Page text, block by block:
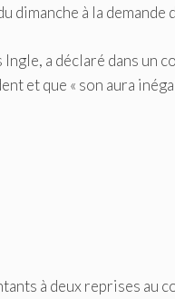
dimanche à la demande
a déclaré dans un
et que « son aura
à deux reprises au